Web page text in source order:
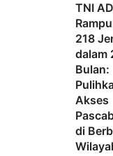
TNI AD
218
dalam
Bulan:
Akses
di